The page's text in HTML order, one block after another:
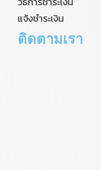
แจ้งชำระเงิน
ติดตามเรา